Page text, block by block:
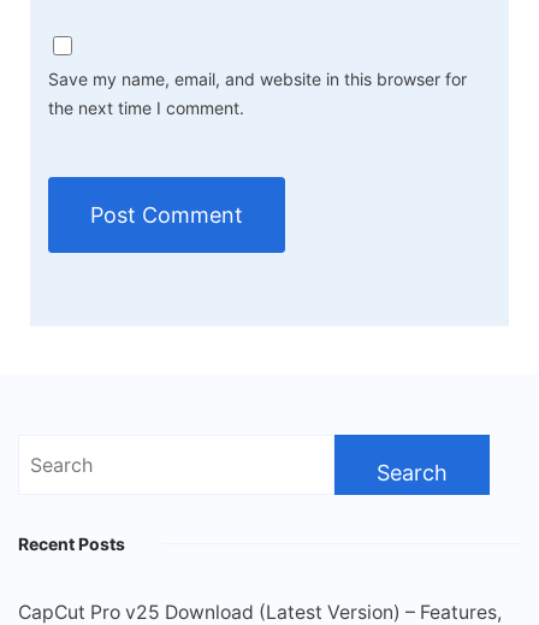
Save my name, email, and website in this browser for
the next time I comment.
Search
Recent Posts
CapCut Pro v25 Download (Latest Version) – Features,